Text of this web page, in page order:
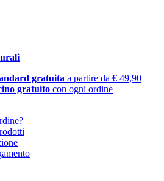
gratuita a partire da € 49,90
gratuito con ogni ordine